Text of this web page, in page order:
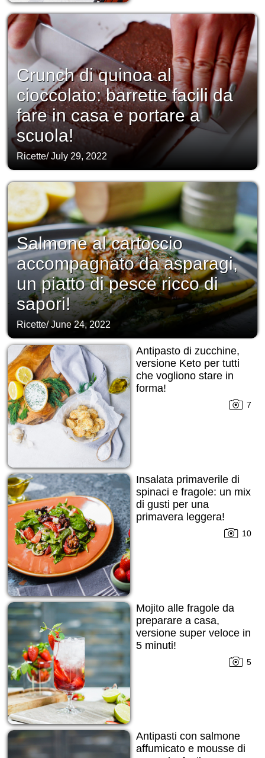
Crunch di quinoa al
cioccolato: barrette facili da
fare in casa e portare a
scuola!
Ricette/July 29, 2022
Salmone al cartoccio
accompagnato da asparagi,
un piatto di pesce ricco di
sapori!
Ricette/June 24, 2022
Antipasto di zucchine,
versione Keto per tutti
che vogliono stare in
forma!
7
Insalata primaverile di
spinaci e fragole: un mix
di gusti per una
primavera leggera!
10
Mojito alle fragole da
preparare a casa,
versione super veloce in
5 minuti!
5
Antipasti con salmone
affumicato e mousse di